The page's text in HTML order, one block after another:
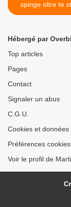
spinge oltre te
Hébergé par
Top articles
Pages
Contact
Signaler un abus
C.G.U.
Cookies et
Préférences cookies
Voir le profil de